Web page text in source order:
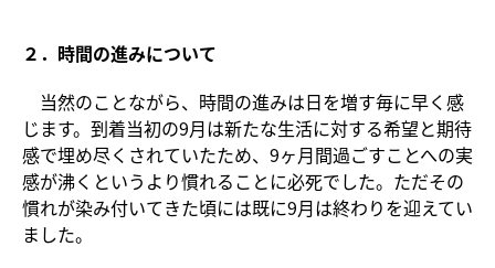
２．時間の進みについて
当然のことながら、時間の進みは日を増す毎に早く感
じます。到着当初の9月は新たな生活に対する希望と期待
感で埋め尽くされていたため、9ヶ月間過ごすことへの実
感が沸くというより慣れることに必死でした。ただその
慣れが染み付いてきた頃には既に9月は終わりを迎えてい
ました。